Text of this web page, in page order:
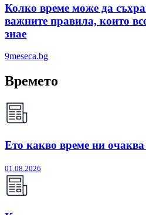
Колко време може да
важните правила, които
знае
9meseca.bg
Времето
Ето какво време ни очаква
01.08.2026